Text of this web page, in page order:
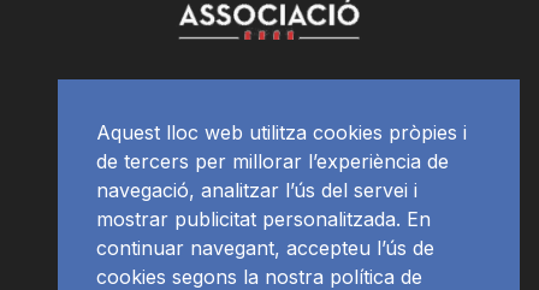
Aquest lloc web utilitza cookies pròpies i
de tercers per millorar l’experiència de
navegació, analitzar l’ús del servei i
mostrar publicitat personalitzada. En
continuar navegant, accepteu l’ús de
cookies segons la nostra política de